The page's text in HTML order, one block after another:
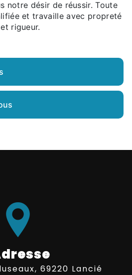
notre désir de réussir. Toute
et travaille avec propreté
et rigueur.
69220 Lancié